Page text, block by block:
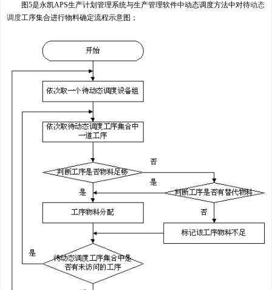
图5是永凯APS生产计划管理系统与生产管理软件中动态调度方法中对待动态
调度工序集合进行物料确定流程示意图；